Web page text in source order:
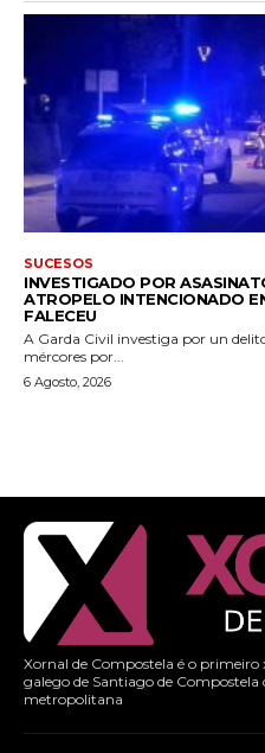
SUCESOS
INVESTIGADO POR
ATROPELO INTENCIONADO
FALECEU
A Garda Civil investiga por un
mércores por...
6 Agosto, 2026
Xornal de Compostela é o
galego de Santiago de Compostela
metropolitana